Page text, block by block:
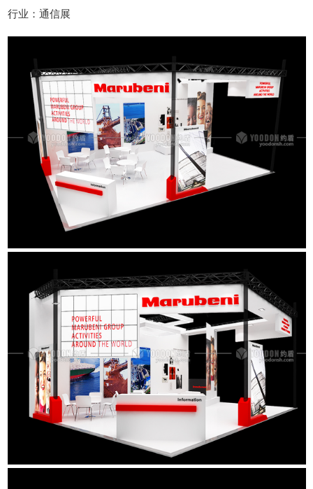
行业：通信展